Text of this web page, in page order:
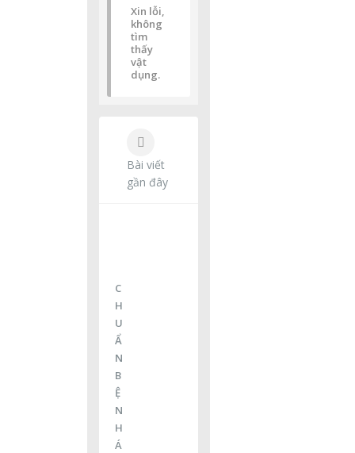
Xin lỗi,
không
tìm
thấy
vật
dụng.
Bài viết
gần đây
C
H
U
Ẩ
N
B
Ệ
N
H
Á